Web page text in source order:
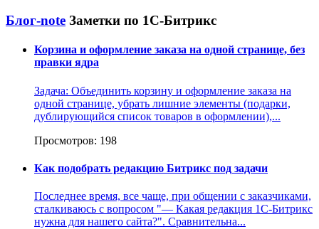
Блог-note Заметки по 1С-Битрикс
Корзина и оформление заказа на одной странице, без
правки ядра
Задача: Объединить корзину и оформление заказа на
одной странице, убрать лишние элементы (подарки,
дублирующийся список товаров в оформлении),...
Просмотров: 198
Как подобрать редакцию Битрикс под задачи
Последнее время, все чаще, при общении с заказчиками,
сталкиваюсь с вопросом "— Какая редакция 1С-Битрикс
нужна для нашего сайта?". Сравнительна...